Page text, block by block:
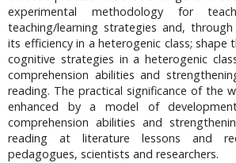
experimental methodology for
teaching/learning strategies and,
its efficiency in a heterogenic class; shape
cognitive strategies in a heterogenic
comprehension abilities and
reading. The practical significance of the
enhanced by a model of
comprehension abilities and
reading at literature lessons and
pedagogues, scientists and researchers.